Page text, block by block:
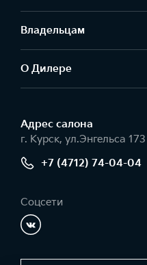
Владельцам
О Дилере
Адрес салонa
г. Курск, ул.Энгельса
+7 (4712) 74-04-04
Соцсети